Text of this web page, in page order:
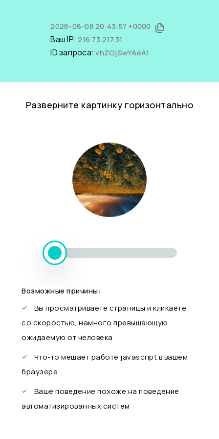
2026-08-08 20:43:57 +0000
Ваш IP:216.73.217.31
ID запроса:vhZOjSwYAeA1
Разверните картинку горизонтально
Возможные причины:
Вы просматриваете страницы и кликаете
со скоростью, намного превышающую
ожидаемую от человека
Что-то мешает работе javascript в вашем
браузере
Ваше поведение похоже на поведение
автоматизированных систем